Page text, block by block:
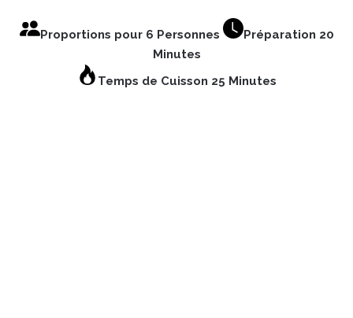
Proportions pour 6 Personnes
Préparation 20
Minutes
Temps de Cuisson 25 Minutes